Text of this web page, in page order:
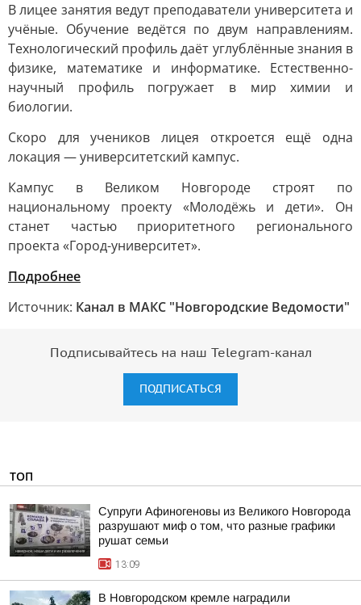
В лицее занятия ведут преподаватели университета и
учёные. Обучение ведётся по двум направлениям.
Технологический профиль даёт углублённые знания в
физике, математике и информатике. Естественно-
научный профиль погружает в мир химии и
биологии.
Скоро для учеников лицея откроется ещё одна
локация — университетский кампус.
Кампус в Великом Новгороде строят по
национальному проекту «Молодёжь и дети». Он
станет частью приоритетного регионального
проекта «Город-университет».
Подробнее
Источник: Канал в МАКС "Новгородские Ведомости"
Подписывайтесь на наш Telegram-канал
ПОДПИСАТЬСЯ
ТОП
Супруги Афиногеновы из Великого Новгорода
разрушают миф о том, что разные графики
рушат семьи
13:09
В Новгородском кремле наградили